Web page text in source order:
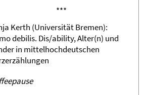
***
Kerth (Universität Bremen):
debilis. Dis/ability, Alter(n) und
in mittelhochdeutschen